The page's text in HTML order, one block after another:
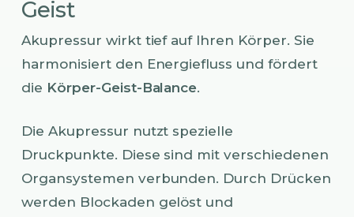
Geist
Akupressur wirkt tief auf Ihren Körper. Sie
harmonisiert den Energiefluss und fördert
die Körper-Geist-Balance.
Die Akupressur nutzt spezielle
Druckpunkte. Diese sind mit verschiedenen
Organsystemen verbunden. Durch Drücken
werden Blockaden gelöst und